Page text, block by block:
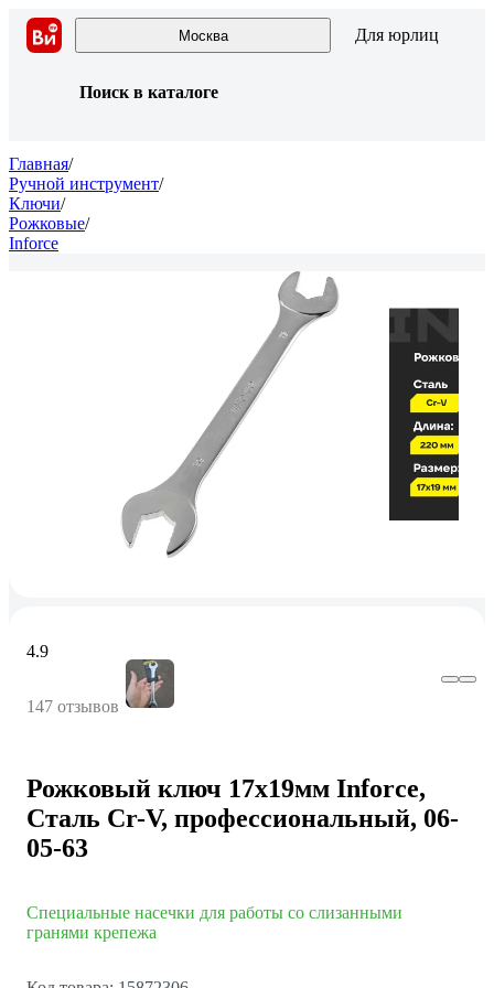
Москва Для юрлиц
Поиск в каталоге
Главная/
Ручной инструмент/
Ключи/
Рожковые/
Inforce
4.9
147 отзывов
Рожковый ключ 17x19мм Inforce,
Сталь Cr-V, профессиональный, 06-
05-63
Специальные насечки для работы со слизанными
гранями крепежа